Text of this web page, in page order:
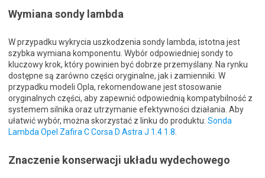
Wymiana sondy lambda
W przypadku wykrycia uszkodzenia sondy lambda, istotna jest
szybka wymiana komponentu. Wybór odpowiedniej sondy to
kluczowy krok, który powinien być dobrze przemyślany. Na rynku
dostępne są zarówno części oryginalne, jak i zamienniki. W
przypadku modeli Opla, rekomendowane jest stosowanie
oryginalnych części, aby zapewnić odpowiednią kompatybilność z
systemem silnika oraz utrzymanie efektywności działania. Aby
ułatwić wybór, można skorzystać z linku do produktu: Sonda
Lambda Opel Zafira C Corsa D Astra J 1.4 1.8
Znaczenie konserwacji układu wydechowego